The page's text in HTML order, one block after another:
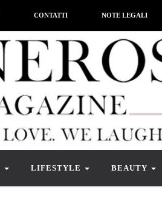
CONTATTI NOTE LEGALI
LIFESTYLE BEAUTY